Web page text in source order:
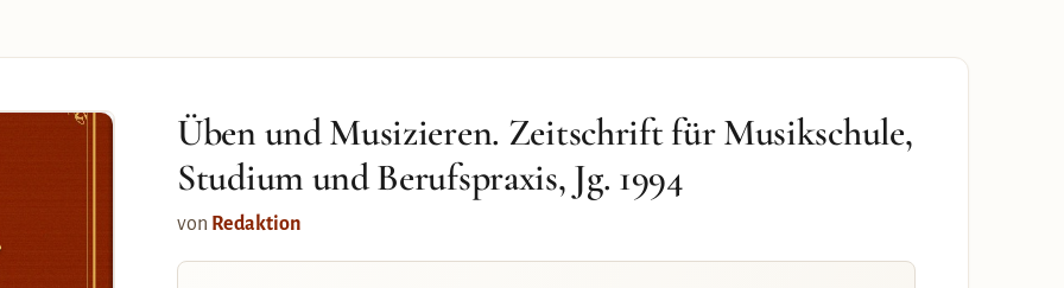
Üben und Musizieren. Zeitschrift für Musikschule,
Studium und Berufspraxis, Jg. 1994
von Redaktion